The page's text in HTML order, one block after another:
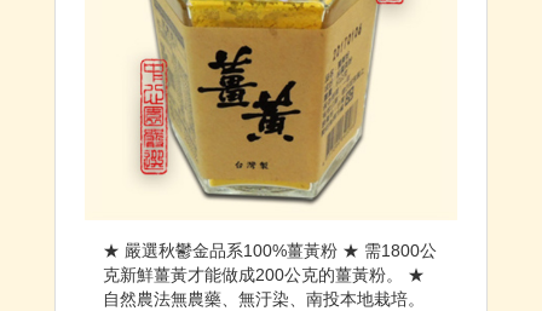
★ 嚴選秋鬱金品系100%薑黃粉 ★ 需1800公
克新鮮薑黃才能做成200公克的薑黃粉。 ★
自然農法無農藥、無汙染、南投本地栽培。